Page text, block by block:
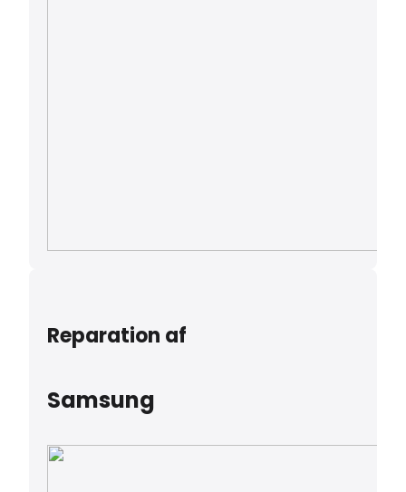
Reparation af
Samsung